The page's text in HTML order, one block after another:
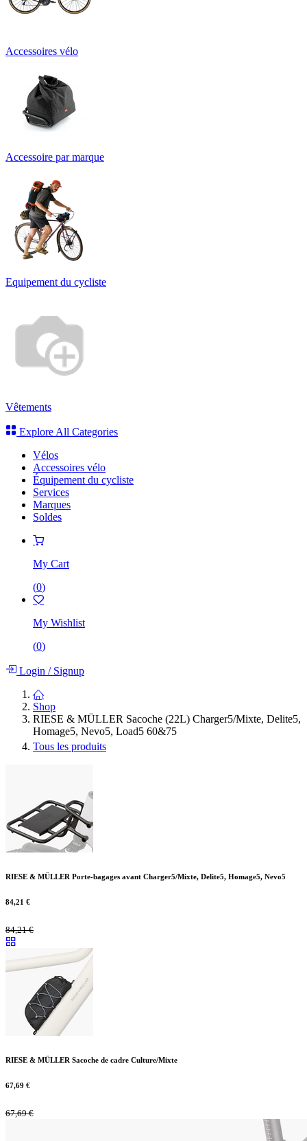
Accessoires vélo
Accessoire par marque
Equipement du cycliste
Vêtements
Explore All Categories
Vélos
Accessoires vélo
Équipement du cycliste
Services
Marques
Soldes
My Cart
(0)
My Wishlist
(0)
Login /Signup
Shop
RIESE & MÜLLER Sacoche (22L) Charger5/Mixte, Delite5,
Homage5, Nevo5, Load5 60&75
Tous les produits
RIESE & MÜLLER Porte-bagages avant Charger5/Mixte, Delite5, Homage5, Nevo5
84,21 €
84,21€
RIESE & MÜLLER Sacoche de cadre Culture/Mixte
67,69 €
67,69€